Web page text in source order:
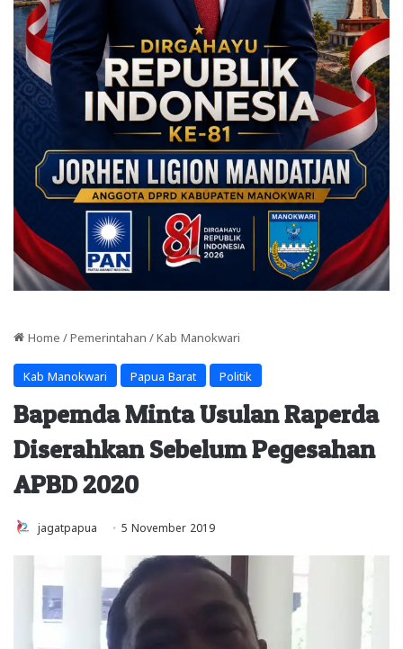
Home / Pemerintahan / Kab Manokwari
Kab Manokwari Papua Barat Politik
Bapemda Minta Usulan Raperda
Diserahkan Sebelum Pegesahan
APBD 2020
jagatpapua 5 November 2019